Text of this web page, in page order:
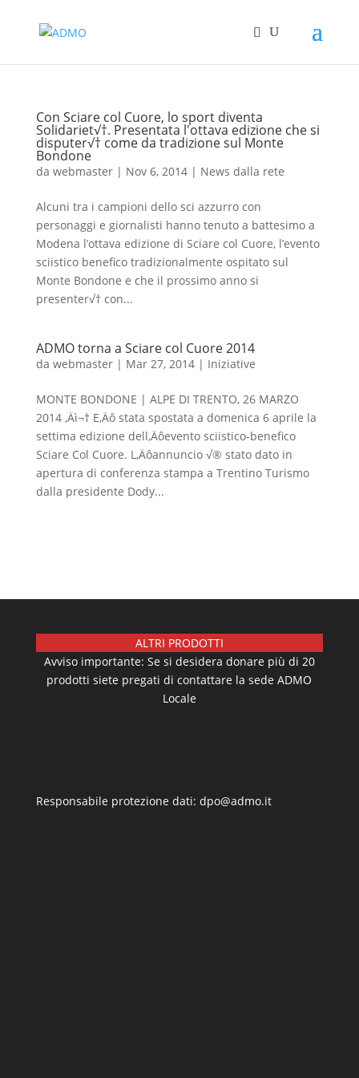
Con Sciare col Cuore, lo sport diventa
Solidariet√†. Presentata l'ottava edizione che si
disputer√† come da tradizione sul Monte
Bondone
da webmaster| Nov 6, 2014| News dalla rete
Alcuni tra i campioni dello sci azzurro con
personaggi e giornalisti hanno tenuto a battesimo a
Modena l’ottava edizione di Sciare col Cuore, l’evento
sciistico benefico tradizionalmente ospitato sul
Monte Bondone e che il prossimo anno si
presenter√† con...
ADMO torna a Sciare col Cuore 2014
da webmaster| Mar 27, 2014| Iniziative
MONTE BONDONE | ALPE DI TRENTO, 26 MARZO
2014 ‚Äì¬† E‚Äô stata spostata a domenica 6 aprile la
settima edizione dell‚Äôevento sciistico-benefico
Sciare Col Cuore. L‚Äôannuncio √® stato dato in
apertura di conferenza stampa a Trentino Turismo
dalla presidente Dody...
ALTRI PRODOTTI
Avviso importante: Se si desidera donare più di 20
prodotti siete pregati di contattare la sede ADMO
Locale
Responsabile protezione dati: dpo@admo.it